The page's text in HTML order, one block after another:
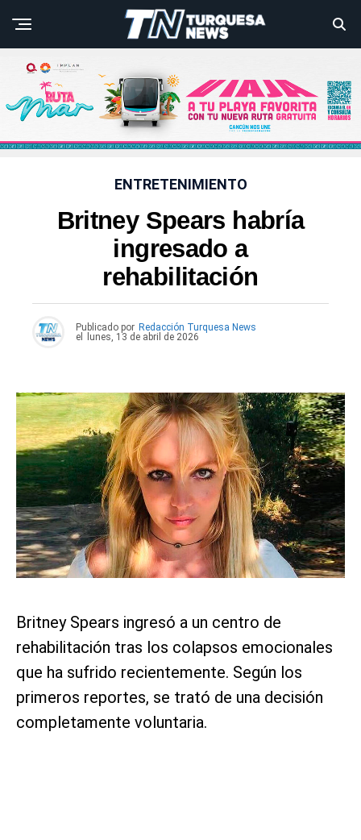
ENTRETENIMIENTO
Britney Spears habría
ingresado a
rehabilitación
Publicado por Redacción Turquesa News
el
lunes, 13 de abril de 2026
Britney Spears ingresó a un centro de
rehabilitación tras los colapsos emocionales
que ha sufrido recientemente. Según los
primeros reportes, se trató de una decisión
completamente voluntaria.